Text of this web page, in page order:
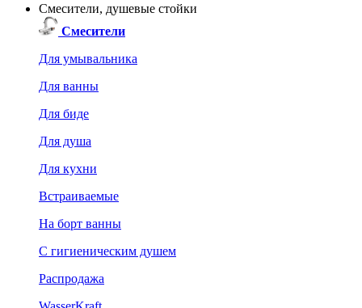
Смесители, душевые стойки
Смесители
Для умывальника
Для ванны
Для биде
Для душа
Для кухни
Встраиваемые
На борт ванны
C гигиеническим душем
Распродажа